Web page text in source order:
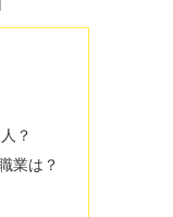
？
業は？